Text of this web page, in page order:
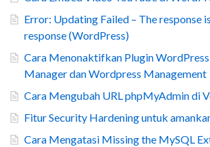
Error: Updating Failed – The response
response (WordPress)
Cara Menonaktifkan Plugin
Manager dan Wordpress Management
Cara Mengubah URL phpMyAdmin di
Fitur Security Hardening untuk
Cara Mengatasi Missing the MySQL